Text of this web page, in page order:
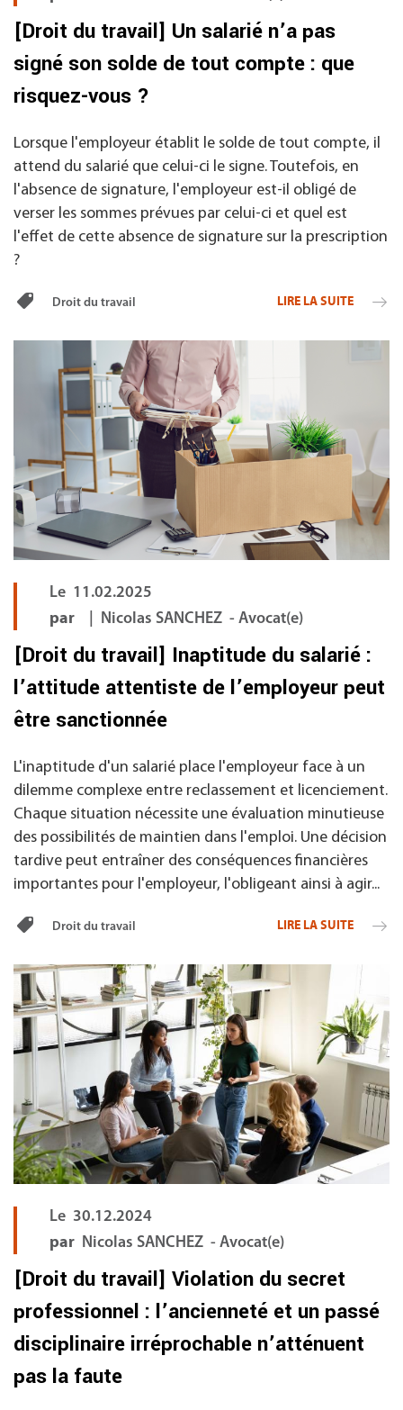
[Droit du travail] Un salarié n’a pas
signé son solde de tout compte : que
risquez-vous ?
Lorsque l'employeur établit le solde de tout compte, il
attend du salarié que celui-ci le signe. Toutefois, en
l'absence de signature, l'employeur est-il obligé de
verser les sommes prévues par celui-ci et quel est
l'effet de cette absence de signature sur la prescription
?
Droit du travail LIRE LA SUITE
Le 11.02.2025
par | Nicolas SANCHEZ - Avocat(e)
[Droit du travail] Inaptitude du salarié :
l’attitude attentiste de l’employeur peut
être sanctionnée
L'inaptitude d'un salarié place l'employeur face à un
dilemme complexe entre reclassement et licenciement.
Chaque situation nécessite une évaluation minutieuse
des possibilités de maintien dans l'emploi. Une décision
tardive peut entraîner des conséquences financières
importantes pour l'employeur, l'obligeant ainsi à agir...
Droit du travail LIRE LA SUITE
Le 30.12.2024
par Nicolas SANCHEZ - Avocat(e)
[Droit du travail] Violation du secret
professionnel : l’ancienneté et un passé
disciplinaire irréprochable n’atténuent
pas la faute